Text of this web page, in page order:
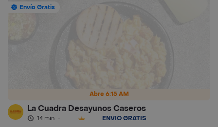
Abre 6:15 AM
Envío Gratis
La Cuadra Desayunos Caseros
14 min · ENVÍO GRATIS